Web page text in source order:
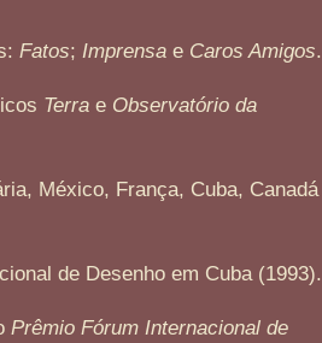
Fatos; Imprensa e Caros Amigos.
Terra e Observatório da
México, França, Cuba, Canadá
de Desenho em Cuba (1993).
Prêmio Fórum Internacional de